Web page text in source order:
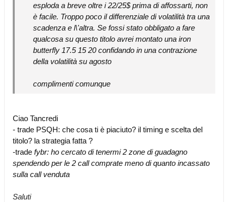
esploda a breve oltre i 22/25$ prima di affossarti, non
è facile. Troppo poco il differenziale di volatilità tra una
scadenza e l\'altra. Se fossi stato obbligato a fare
qualcosa su questo titolo avrei montato una iron
butterfly 17.5 15 20 confidando in una contrazione
della volatilità su agosto
complimenti comunque
Ciao Tancredi
- trade PSQH: che cosa ti è piaciuto? il timing e scelta del
titolo? la strategia fatta ?
-trade fybr: ho cercato di tenermi 2 zone di guadagno
spendendo per le 2 call comprate meno di quanto incassato
sulla call venduta
Saluti